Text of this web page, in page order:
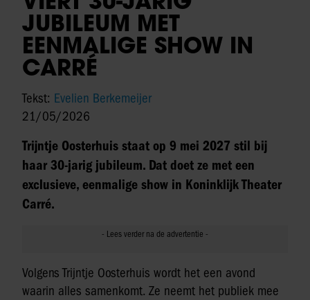
JUBILEUM MET
EENMALIGE SHOW IN
CARRÉ
Tekst: Evelien Berkemeijer
21/05/2026
Trijntje Oosterhuis staat op 9 mei 2027 stil bij
haar 30-jarig jubileum. Dat doet ze met een
exclusieve, eenmalige show in Koninklijk Theater
Carré.
Volgens Trijntje Oosterhuis wordt het een avond
waarin alles samenkomt. Ze neemt het publiek mee